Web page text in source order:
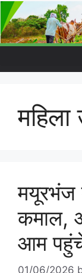
महिला
मयूरभंज
कमाल,
आम
01/06/2026